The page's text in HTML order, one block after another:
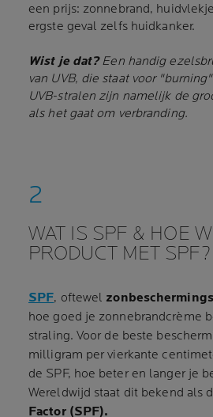
een prijs: zonnebrand,
ergste geval zelfs huidkanker.
Wist je dat?Een handig
van UVB, die staat voor
UVB-stralen zijn namelijk de
als het gaat om verbranding.
WAT IS SPF & HOE
PRODUCT MET SPF?
SPF, oftewel
hoe goed je zonnebrandcrème
straling. Voor de beste
milligram per vierkante
de SPF, hoe beter en langer je
Wereldwijd staat dit bekend als
Factor (SPF).